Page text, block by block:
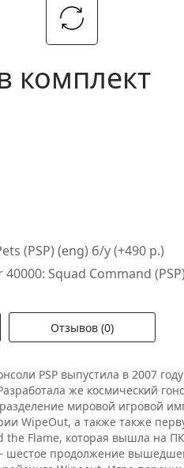
комплект
(PSP) (eng) б/у (+490 р.)
Squad Command
Отзывов (0)
PSP выпустила в 2007
же космический
мировой игровой
WipeOut, а также также
the Flame, которая вышла на
шестое продолжение